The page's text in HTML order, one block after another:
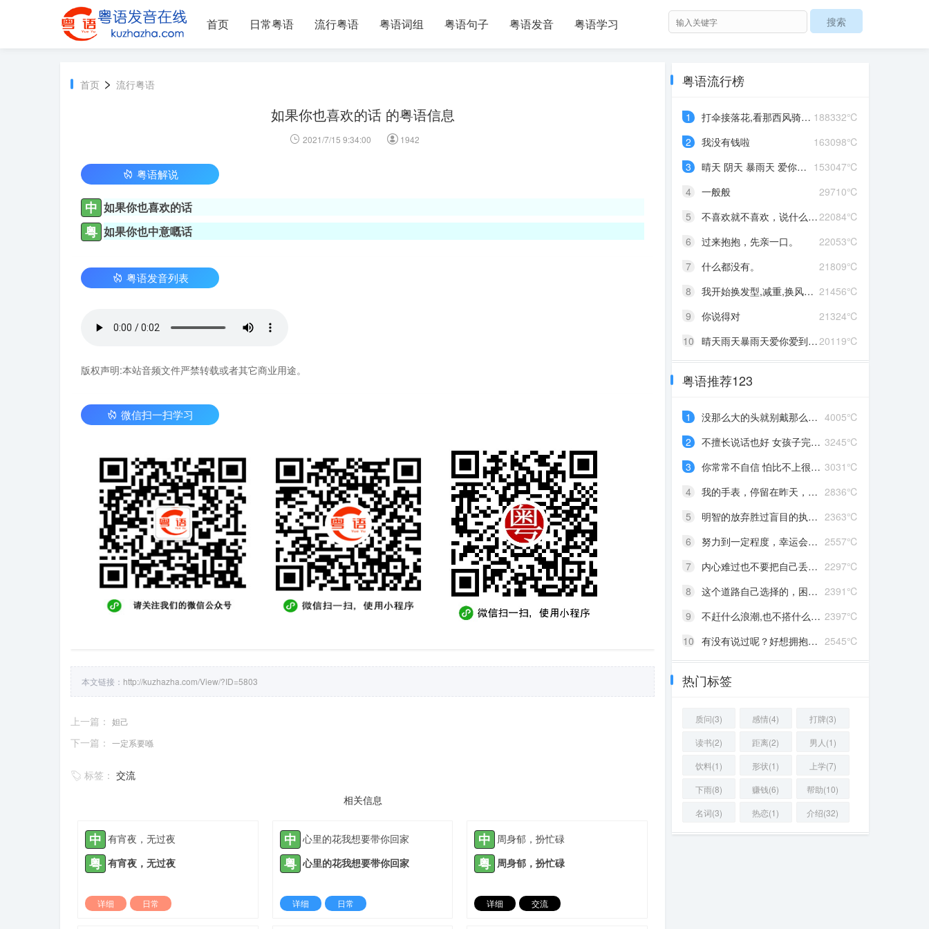
首页 日常粤语 流行粤语 粤语词组 粤语句子 粤语发音 粤语学习
首页 > 流行粤语
如果你也喜欢的话 的粤语信息
2021/7/15 9:34:00 1942
粤语解说
中 如果你也喜欢的话
粤 如果你也中意嘅话
粤语发音列表
版权声明:本站音频文件严禁转载或者其它商业用途。
微信扫一扫学习
本文链接： http://kuzhazha.com/View/?ID=5803
上一篇： 妲己
下一篇： 一定系要喺
标签： 交流
相关信息
中 有宵夜，无过夜
粤 有宵夜，无过夜
详细
日常
中 心里的花我想要带你回家
粤 心里的花我想要带你回家
详细
日常
中 周身郁，扮忙碌
粤 周身郁，扮忙碌
详细
交流
粤语流行榜
188332℃
1
打伞接落花,看那西风骑瘦马
163098℃
2
我没有钱啦
153047℃
3
晴天 阴天 暴雨天 爱你爱到发晒颠
29710℃
4
一般般
22084℃
5
不喜欢就不喜欢，说什么对不起
22053℃
6
过来抱抱，先亲一口。
21809℃
7
什么都没有。
21456℃
8
我开始换发型,减重,换风格,开始往前走,不好意思啊这一次,我一定要赢
21324℃
9
你说得对
20119℃
10 晴天雨天暴雨天爱你爱到发了颠
粤语推荐123
4005℃
1
没那么大的头就别戴那么大的帽
3245℃
2
不擅长说话也好 女孩子完全沉浸在自己喜欢的事情里 最可爱了 剩下的我会圆场
3031℃
3
你常常不自信 怕比不上很多人 但我觉得你就是最好的 怎么都好 我想告诉你 我对你的爱是兜底 是连你自己都不喜欢自己的时候 还有我来爱你
2836℃
4
我的手表，停留在昨天，从此你赶路，我赶时间
2363℃
5
明智的放弃胜过盲目的执着，去吹吹风吧，能清醒的话感冒也没关系。
2557℃
6
努力到一定程度，幸运会不期而至
2297℃
7
内心难过也不要把自己丢在黑暗中，无限放大自己的情绪。按时睡觉，好好吃饭，洗个热乎的澡，喝甜甜的奶茶。看看长河落日，花朵树木，驱逐丧气再努力奔跑，生活到处是发光的星星。
2391℃
8
这个道路自己选择的，困难多大都不要哭啦
2397℃
9
不赶什么浪潮,也不搭什么船,我自己有海
2545℃
10 有没有说过呢？好想拥抱你啊！
热门标签
质问(3) 感情(4)
打牌(3)
读书(2)
距离(2)
男人(1)
饮料(1)
形状(1)
上学(7)
下雨(8)
赚钱(6)
帮助(10)
名词(3)
热恋(1) 介绍(32)